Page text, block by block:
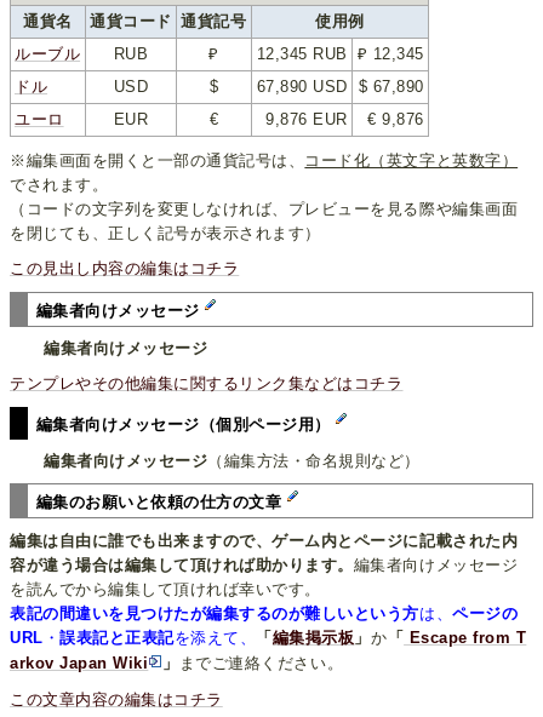
通貨名
通貨コード 通貨記号
使用例
ルーブル
RUB ₽ 12,345 RUB
₽ 12,345
ドル
USD $ 67,890 USD
$ 67,890
ユーロ
EUR € 9,876 EUR € 9,876
※編集画面を開くと一部の通貨記号は、
コード化（英文字と英数字）
でされます。
（コードの文字列を変更しなければ、プレビューを見る際や編集画面
を閉じても、正しく記号が表示されます）
この見出し内容の編集はコチラ
編集者向けメッセージ
編集者向けメッセージ
テンプレやその他編集に関するリンク集などはコチラ
編集者向けメッセージ（個別ページ用）
編集者向けメッセージ （編集方法・命名規則など）
編集のお願いと依頼の仕方の文章
編集は自由に誰でも出来ますので、ゲーム内とページに記載された内
容が違う場合は編集して頂ければ助かります。 編集者向けメッセージ
を読んでから編集して頂ければ幸いです。
表記の間違いを見つけたが編集するのが難しいという方は、ページの
URL ・誤表記と正表記を添えて、 「 編集掲示板 」か 「
Escape from T
arkov Japan Wiki
」
までご連絡ください。
この文章内容の編集はコチラ